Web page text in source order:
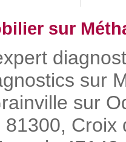
sur
sur
sur